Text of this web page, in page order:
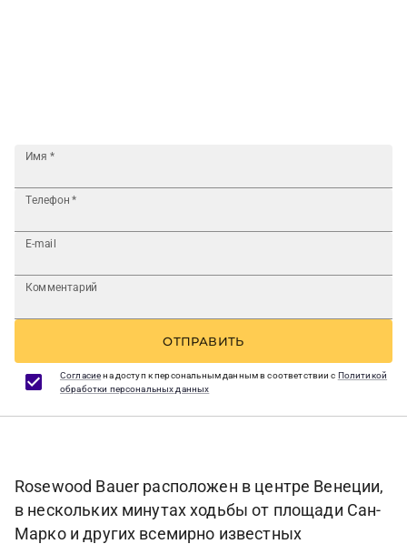
Имя *
Телефон *
E-mail
Комментарий
ОТПРАВИТЬ
Согласиена доступ к персональным данным в соответствии с Политикой
обработки персональных данных
Rosewood Bauer расположен в центре Венеции,
в нескольких минутах ходьбы от площади Сан-
Марко и других всемирно известных